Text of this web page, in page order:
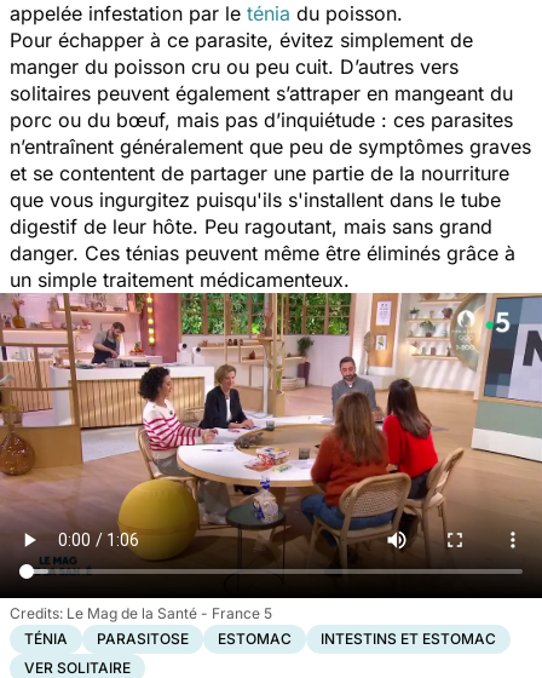
appelée infestation par le ténia du poisson.
Pour échapper à ce parasite, évitez simplement de
manger du poisson cru ou peu cuit. D’autres vers
solitaires peuvent également s’attraper en mangeant du
porc ou du bœuf, mais pas d’inquiétude : ces parasites
n’entraînent généralement que peu de symptômes graves
et se contentent de partager une partie de la nourriture
que vous ingurgitez puisqu'ils s'installent dans le tube
digestif de leur hôte. Peu ragoutant, mais sans grand
danger. Ces ténias peuvent même être éliminés grâce à
un simple traitement médicamenteux.
Le Mag de la Santé - France 5
TÉNIA
PARASITOSE ESTOMAC
INTESTINS ET ESTOMAC
VER SOLITAIRE